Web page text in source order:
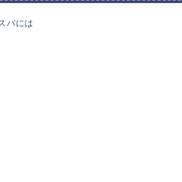
パには